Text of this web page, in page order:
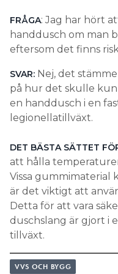
FRÅGA: Jag har hört
handdusch om man
eftersom det finns
SVAR: Nej, det
på hur det skulle
en handdusch i en
legionellatillväxt.
DET BÄSTA SÄTTET
att hålla
Vissa gummimaterial
är det viktigt att
Detta för att vara
duschslang är gjort i
tillväxt.
VVS OCH BYGG